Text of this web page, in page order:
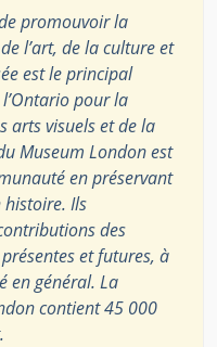
promouvoir la
l’art, de la culture et
est le principal
pour la
arts visuels et de la
Museum London est
en préservant
Ils
des
et futures, à
en général. La
contient 45 000